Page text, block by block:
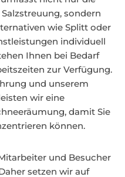
sondern
wie Splitt oder
individuell
Ihnen bei Bedarf
zur Verfügung.
und unserem
wir eine
damit Sie
können.
und Besucher
setzen wir auf